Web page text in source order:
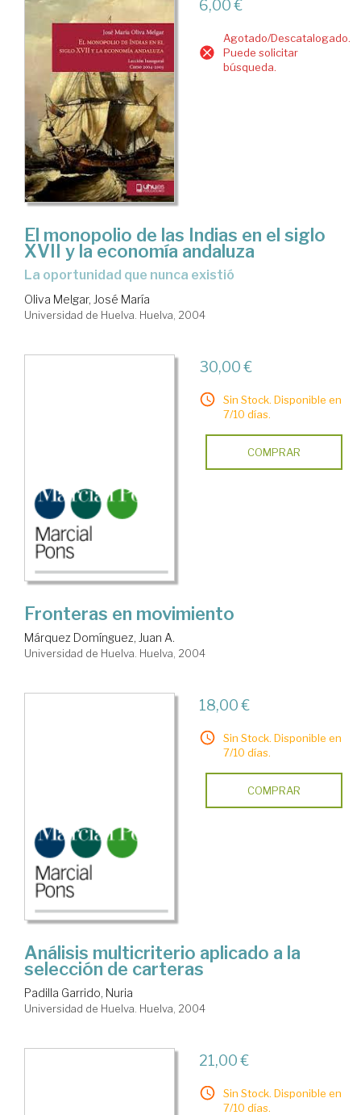
6,00 €
Agotado/Descatalogado.
Puede solicitar
búsqueda.
El monopolio de las Indias en el siglo
XVII y la economía andaluza
la oportunidad que nunca existió
Oliva Melgar, José María
Universidad de Huelva. Huelva, 2004
30,00 €
Sin Stock. Disponible en
7/10 días.
COMPRAR
Fronteras en movimiento
Márquez Domínguez, Juan A.
Universidad de Huelva. Huelva, 2004
18,00 €
Sin Stock. Disponible en
7/10 días.
COMPRAR
Análisis multicriterio aplicado a la
selección de carteras
Padilla Garrido, Nuria
Universidad de Huelva. Huelva, 2004
21,00 €
Sin Stock. Disponible en
7/10 días.